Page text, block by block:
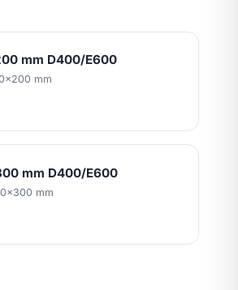
mm D400/E600
mm
mm D400/E600
mm